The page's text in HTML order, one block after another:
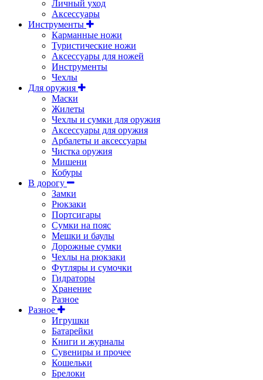
Личный уход
Аксессуары
Инструменты
Карманные ножи
Туристические ножи
Аксессуары для ножей
Инструменты
Чехлы
Для оружия
Маски
Жилеты
Чехлы и сумки для оружия
Аксессуары для оружия
Арбалеты и аксессуары
Чистка оружия
Мишени
Кобуры
В дорогу
Замки
Рюкзаки
Портсигары
Сумки на пояс
Мешки и баулы
Дорожные сумки
Чехлы на рюкзаки
Футляры и сумочки
Гидраторы
Хранение
Разное
Разное
Игрушки
Батарейки
Книги и журналы
Сувениры и прочее
Кошельки
Брелоки